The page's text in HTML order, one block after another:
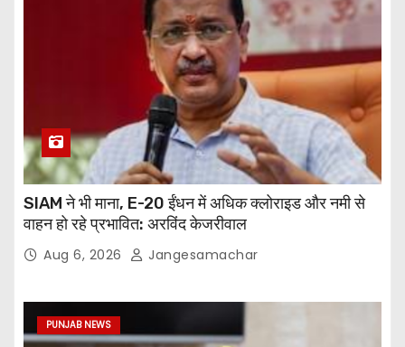
SIAM ने भी माना, E-20 ईंधन में अधिक क्लोराइड और नमी से
वाहन हो रहे प्रभावित: अरविंद केजरीवाल
Aug 6, 2026 Jangesamachar
PUNJAB NEWS